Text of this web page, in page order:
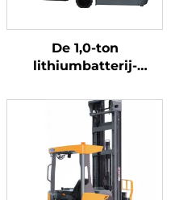
De 1,0-ton
lithiumbatterij-
met lithiumbatterij,
vervaardigd in China,
is redelijk geprijsd